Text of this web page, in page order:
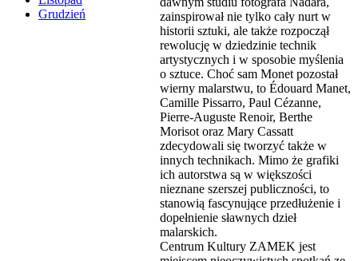
Grudzień
zainspirował nie tylko cały nurt w
historii sztuki, ale także rozpoczął
rewolucję w dziedzinie technik
artystycznych i w sposobie myślenia
o sztuce. Choć sam Monet pozostał
wierny malarstwu, to Édouard Manet,
Camille Pissarro, Paul Cézanne,
Pierre-Auguste Renoir, Berthe
Morisot oraz Mary Cassatt
zdecydowali się tworzyć także w
innych technikach. Mimo że grafiki
ich autorstwa są w większości
nieznane szerszej publiczności, to
stanowią fascynujące przedłużenie i
dopełnienie sławnych dzieł
malarskich.
Centrum Kultury ZAMEK jest